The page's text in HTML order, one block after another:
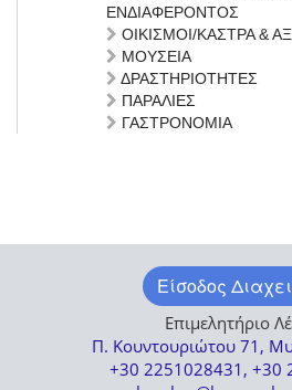
ΕΝΔΙΑΦΕΡΟΝΤΟΣ
ΟΙΚΙΣΜΟΙ/ΚΑΣΤΡΑ &
ΜΟΥΣΕΙΑ
ΔΡΑΣΤΗΡΙΟΤΗΤΕΣ
ΠΑΡΑΛΙΕΣ
ΓΑΣΤΡΟΝΟΜΙΑ
Είσοδος
Επιμελητήριο
Π. Κουντουριώτου 71,
+30 2251028431, +30